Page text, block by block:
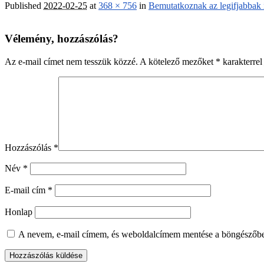
Published 2022-02-25 at 368 × 756 in Bemutatkoznak az legifjabbak
Vélemény, hozzászólás?
Az e-mail címet nem tesszük közzé. A kötelező mezőket *
Hozzászólás *
Név *
E-mail cím *
Honlap
A nevem, e-mail címem, és weboldalcímem mentése a